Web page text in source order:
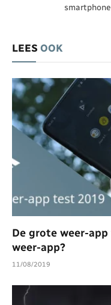
LEES OOK
De grote weer-
weer-app?
11/08/2019